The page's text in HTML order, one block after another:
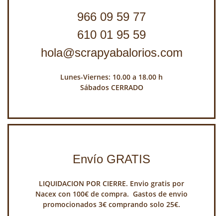
966 09 59 77
610 01 95 59
hola@scrapyabalorios.com
Lunes-Viernes: 10.00 a 18.00 h
Sábados CERRADO
Envío GRATIS
LIQUIDACION POR CIERRE. Envio gratis por
Nacex con 100€ de compra. Gastos de envio
promocionados 3€ comprando solo 25€.